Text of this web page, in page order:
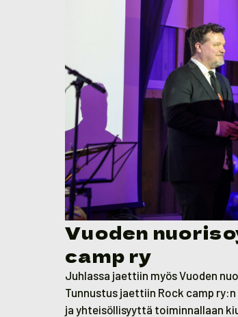
Vuoden
camp ry
Juhlassa jaettiin myös Vuoden
Tunnustus jaettiin Rock camp
ja yhteisöllisyyttä toiminnallaan